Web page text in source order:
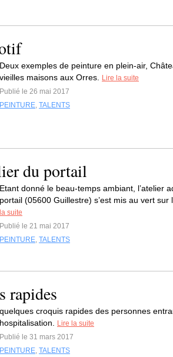
Deux exemples de peinture en plein-air,
vieilles maisons aux Orres.
Lire la suite
Publié le 26 mai 2017
PEINTURE, TALENTS
du portail
Etant donné le beau-temps ambiant, l’atelier
portail (05600 Guillestre) s’est mis au vert sur
la suite
Publié le 21 mai 2017
PEINTURE, TALENTS
rapides
quelques croquis rapides des personnes
hospitalisation.
Lire la suite
Publié le 31 mars 2017
PEINTURE, TALENTS